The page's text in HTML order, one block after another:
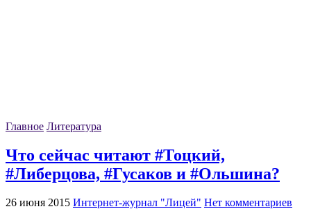
Главное Литература
Что сейчас читают #Тоцкий,
#Либерцова, #Гусаков и #Ольшина?
26 июня 2015 Интернет-журнал "Лицей" Нет комментариев